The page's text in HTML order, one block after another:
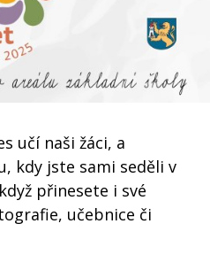
učí naši žáci, a
kdy jste sami seděli v
přinesete i své
učebnice či